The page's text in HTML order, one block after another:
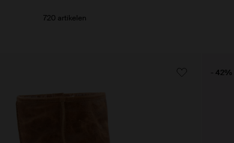
720 artikelen
- 42%